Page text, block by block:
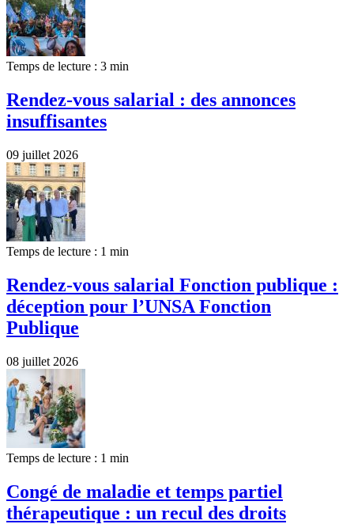
Temps de lecture : 3 min
Rendez-vous salarial : des annonces
insuffisantes
09 juillet 2026
Temps de lecture : 1 min
Rendez-vous salarial Fonction publique :
déception pour l’UNSA Fonction
Publique
08 juillet 2026
Temps de lecture : 1 min
Congé de maladie et temps partiel
thérapeutique : un recul des droits